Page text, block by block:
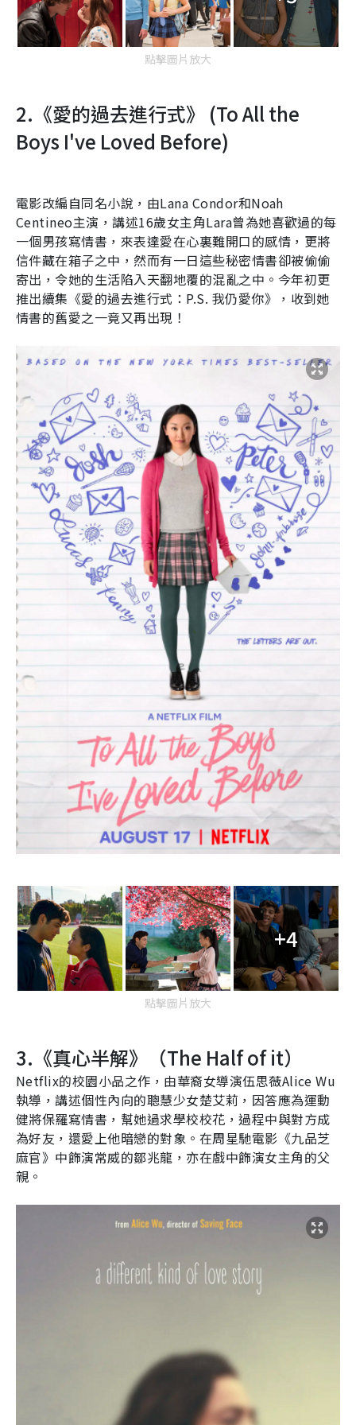
點擊圖片放大
2. 《愛的過去進行式》 (To All the
Boys I've Loved Before)
電影改編自同名小說，由Lana Condor和Noah
Centineo主演，講述16歲女主角Lara曾為她喜歡過的每
一個男孩寫情書，來表達愛在心裏難開口的感情，更將
信件藏在箱子之中，然而有一日這些秘密情書卻被偷偷
寄出，令她的生活陷入天翻地覆的混亂之中。今年初更
推出續集《愛的過去進行式： P.S. 我仍愛你》，收到她
情書的舊愛之一竟又再出現！
+4
點擊圖片放大
3. 《真心半解》（The Half of it）
Netflix的校園小品之作，由華裔女導演伍思薇Alice Wu
執導，講述個性內向的聰慧少女楚艾莉，因答應為運動
健將保羅寫情書，幫她過求學校校花，過程中與對方成
為好友，還愛上他暗戀的對象。在周星馳電影《九品芝
麻官》中飾演常威的鄒兆龍，亦在戲中飾演女主角的父
親。